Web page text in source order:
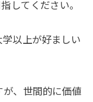
してください。
以上が好ましい
が、世間的に価値